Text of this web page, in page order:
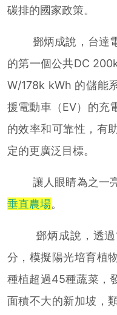
碳排的國家政策。
鄧炳成說，台達電
的第一個公共DC
W/178k kWh 的儲能
援電動車（EV）的充
的效率和可靠性，有
定的更廣泛目標。
讓人眼睛為之一亮
垂直農場。
鄧炳成說，透過
分，模擬陽光培育植
種植超過45種蔬菜，
面積不大的新加坡，